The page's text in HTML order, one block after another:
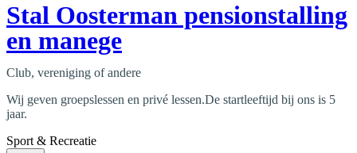
Stal Oosterman pensionstalling
en manege
Club, vereniging of andere
Wij geven groepslessen en privé lessen.De startleeftijd bij ons is 5
jaar.
Sport & Recreatie